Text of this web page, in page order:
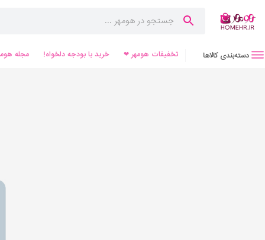
دسته‌بندی کالاها تخفیفات هومهر ❤ خرید با بودجه دلخواه! مجله